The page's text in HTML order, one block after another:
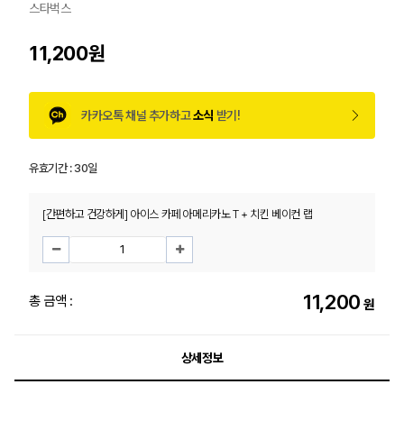
스타벅스
11,200원
카카오톡 채널 추가하고소식 받기!
유효기간 :30일
[간편하고 건강하게] 아이스 카페 아메리카노 T + 치킨 베이컨 랩
총 금액 : 11,200 원
상세정보